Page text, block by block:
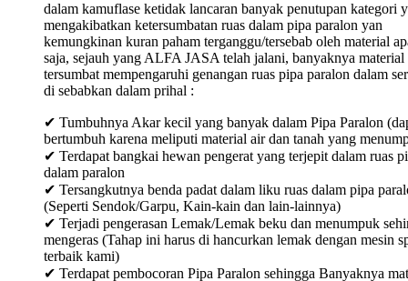
dalam kamuflase ketidak lancaran banyak penutupan kategori
mengakibatkan ketersumbatan ruas dalam pipa paralon yan
kemungkinan kuran paham terganggu/tersebab oleh material
saja, sejauh yang ALFA JASA telah jalani, banyaknya material
tersumbat mempengaruhi genangan ruas pipa paralon dalam
di sebabkan dalam prihal :
✔ Tumbuhnya Akar kecil yang banyak dalam Pipa Paralon
bertumbuh karena meliputi material air dan tanah yang
✔ Terdapat bangkai hewan pengerat yang terjepit dalam ruas
dalam paralon
✔ Tersangkutnya benda padat dalam liku ruas dalam pipa
(Seperti Sendok/Garpu, Kain-kain dan lain-lainnya)
✔ Terjadi pengerasan Lemak/Lemak beku dan menumpuk
mengeras (Tahap ini harus di hancurkan lemak dengan mesin
terbaik kami)
✔ Terdapat pembocoran Pipa Paralon sehingga Banyaknya